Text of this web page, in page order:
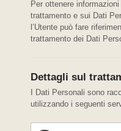
Per ottenere
trattamento e sui Dati
l’Utente può fare
trattamento dei Dati
Dettagli sul
I Dati Personali sono
utilizzando i seguenti